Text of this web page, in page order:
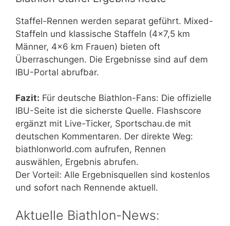
Staffel-Rennen werden separat geführt. Mixed-
Staffeln und klassische Staffeln (4×7,5 km
Männer, 4×6 km Frauen) bieten oft
Überraschungen. Die Ergebnisse sind auf dem
IBU-Portal abrufbar.
Fazit: Für deutsche Biathlon-Fans: Die offizielle
IBU-Seite ist die sicherste Quelle. Flashscore
ergänzt mit Live-Ticker, Sportschau.de mit
deutschen Kommentaren. Der direkte Weg:
biathlonworld.com aufrufen, Rennen
auswählen, Ergebnis abrufen.
Der Vorteil: Alle Ergebnisquellen sind kostenlos
und sofort nach Rennende aktuell.
Aktuelle Biathlon-News: